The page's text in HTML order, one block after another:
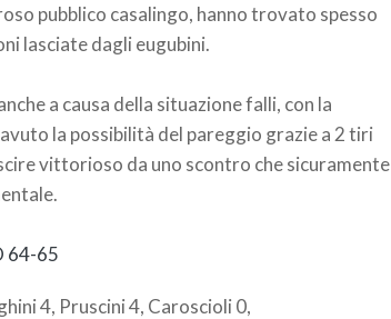
pubblico casalingo, hanno trovato spesso
lasciate dagli eugubini.
a causa della situazione falli, con la
la possibilità del pareggio grazie a 2 tiri
vittorioso da uno scontro che sicuramente
64-65
4, Pruscini 4, Caroscioli 0,